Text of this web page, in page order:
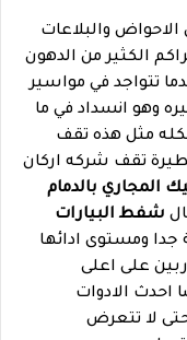
والبلاعات
الكثير من الدهون
تتواجد في مواسير
وهو انسداد في ما
مثل هذه تقف
تقف شركه اركان
المجاري بالدمام
شفط البيارات
جدا ومستوى ادائها
على اعلى
احدث الادوات
لا تتعرض